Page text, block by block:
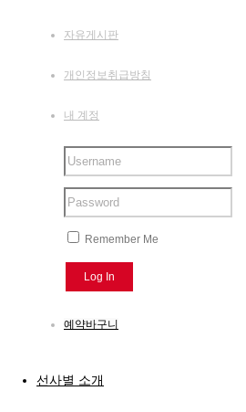
자유게시판
개인정보취급방침
내 계정
Remember Me
예약바구니
선사별 소개